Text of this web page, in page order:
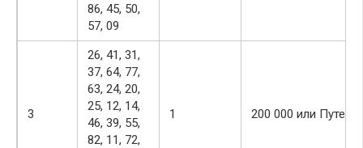
86, 45, 50,
57, 09
3
26, 41, 31,
37, 64, 77,
63, 24, 20,
25, 12, 14,
46, 39, 55,
82, 11, 72,
1 200 000 или